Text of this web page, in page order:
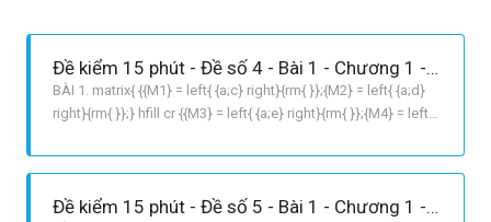
Đề kiểm 15 phút - Đề số 4 - Bài 1 - Chương 1 - Đại số 6
BÀI 1. matrix{ {{M1} = left{ {a;c} right}{rm{ }};{M2} = left{ {a;d}
right}{rm{ }};} hfill cr {{M3} = left{ {a;e} right}{rm{ }};{M4} = left{
{b;e} right}.} hfill cr} BÀI 2. C= {0;1;2;3;4;5;6
Đề kiểm 15 phút - Đề số 5 - Bài 1 - Chương 1 - Đại số 6